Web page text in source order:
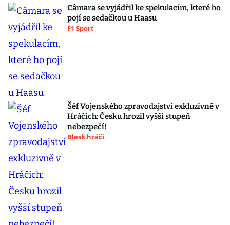
Câmara se vyjádřil ke spekulacím, které ho
pojí se sedačkou u Haasu
F1 Sport
Šéf Vojenského zpravodajství exkluzivně v
Hráčích: Česku hrozil vyšší stupeň
nebezpečí!
Blesk hráči